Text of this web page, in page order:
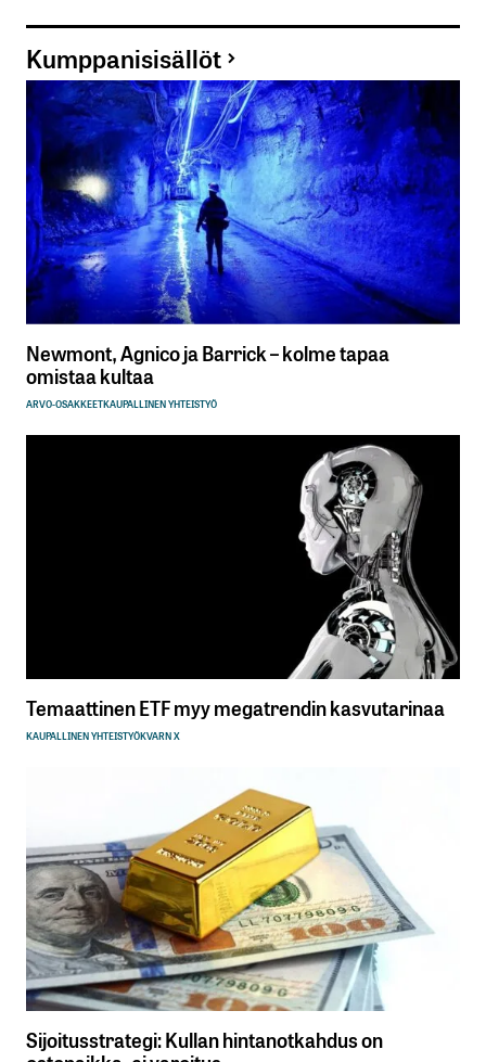
Kumppanisisällöt
Newmont, Agnico ja Barrick – kolme tapaa
omistaa kultaa
ARVO-OSAKKEETKAUPALLINEN YHTEISTYÖ
Temaattinen ETF myy megatrendin kasvutarinaa
KAUPALLINEN YHTEISTYÖKVARN X
Sijoitusstrategi: Kullan hintanotkahdus on